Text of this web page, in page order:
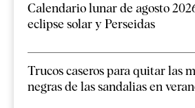
Calendario lunar de agosto
eclipse solar y Perseidas
Trucos caseros para quitar las
negras de las sandalias en